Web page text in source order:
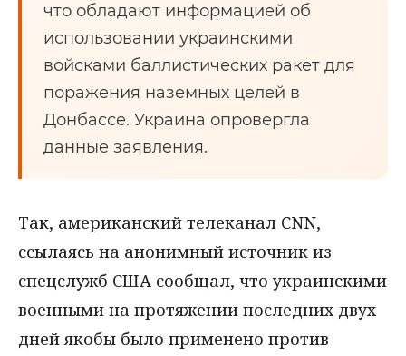
что обладают информацией об
использовании украинскими
войсками баллистических ракет для
поражения наземных целей в
Донбассе. Украина опровергла
данные заявления.
Так, американский телеканал CNN,
ссылаясь на анонимный источник из
спецслужб США сообщал, что украинскими
военными на протяжении последних двух
дней якобы было применено против